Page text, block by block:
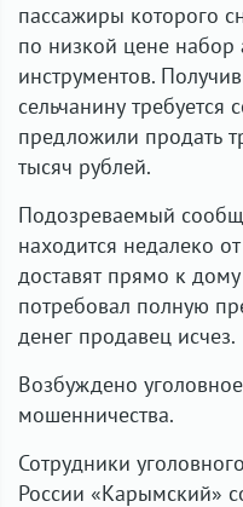
пассажиры которого
по низкой цене набор
инструментов.
сельчанину требуется
предложили продать
тысяч рублей.
Подозреваемый
находится недалеко
доставят прямо к
потребовал полную
денег продавец исчез.
Возбуждено
мошенничества.
Сотрудники
России «Карымский»